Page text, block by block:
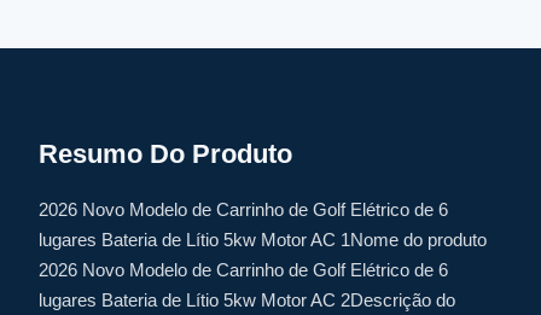
Resumo Do Produto
2026 Novo Modelo de Carrinho de Golf Elétrico de 6
lugares Bateria de Lítio 5kw Motor AC 1Nome do produto
2026 Novo Modelo de Carrinho de Golf Elétrico de 6
lugares Bateria de Lítio 5kw Motor AC 2Descrição do